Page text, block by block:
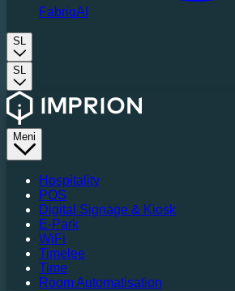
FabriqAI
SL
SL
Meni
Hospitality
POS
Digital Signage & Kiosk
E-Park
WiFi
Timelee
Time
Room Automatisation